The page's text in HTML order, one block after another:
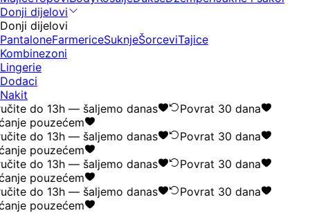
Donji dijelovi
Donji dijelovi
PantaloneFarmericeSuknjeŠorceviTajice
Kombinezoni
Lingerie
Dodaci
Nakit
do 13h — šaljemo danas
Povrat 30 dana
pouzećem
do 13h — šaljemo danas
Povrat 30 dana
pouzećem
do 13h — šaljemo danas
Povrat 30 dana
pouzećem
do 13h — šaljemo danas
Povrat 30 dana
pouzećem